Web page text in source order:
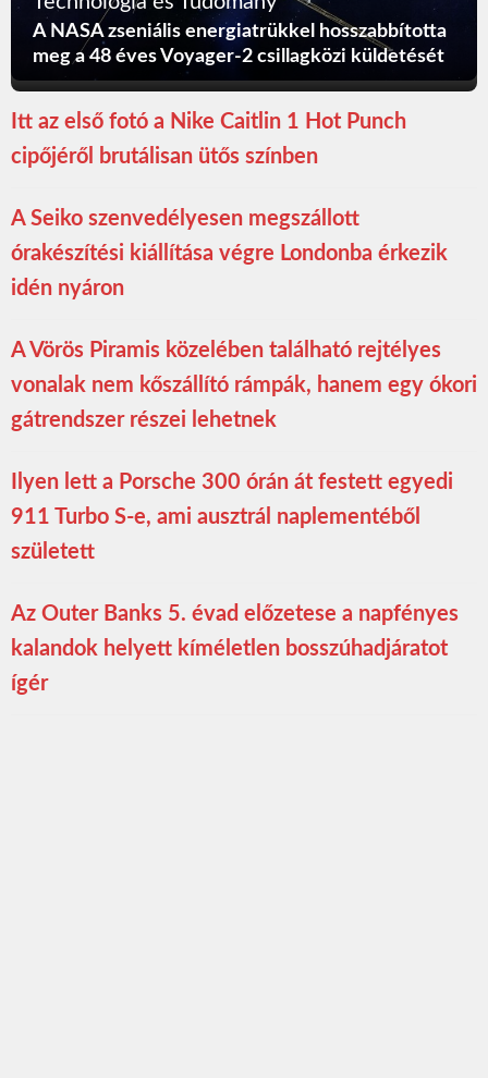
A NASA zseniális energiatrükkel hosszabbította
meg a 48 éves Voyager-2 csillagközi küldetését
Itt az első fotó a Nike Caitlin 1 Hot Punch
cipőjéről brutálisan ütős színben
A Seiko szenvedélyesen megszállott
órakészítési kiállítása végre Londonba érkezik
idén nyáron
A Vörös Piramis közelében található rejtélyes
vonalak nem kőszállító rámpák, hanem egy ókori
gátrendszer részei lehetnek
Ilyen lett a Porsche 300 órán át festett egyedi
911 Turbo S-e, ami ausztrál naplementéből
született
Az Outer Banks 5. évad előzetese a napfényes
kalandok helyett kíméletlen bosszúhadjáratot
ígér